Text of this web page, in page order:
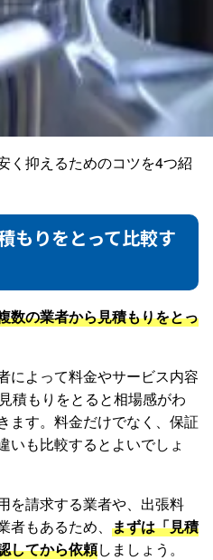
く抑えるためのコツを4つ紹
もりをとって比較す
数の業者から見積もりをとっ
によって料金やサービス内容
積もりをとると相場感がわ
ます。料金だけでなく、保証
いも比較するとよいでしょ
を請求する業者や、出張料
もあるため、 まずは「見積
してから依頼しましょう。